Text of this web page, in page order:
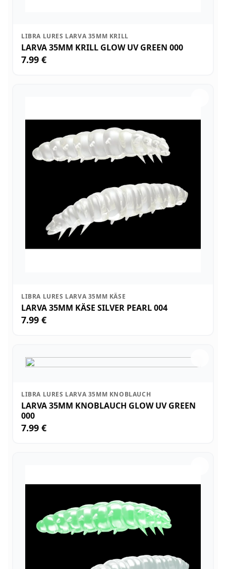
LIBRA LURES LARVA 35MM KRILL
LARVA 35MM KRILL GLOW UV GREEN 000
7.99 €
LIBRA LURES LARVA 35MM KÄSE
LARVA 35MM KÄSE SILVER PEARL 004
7.99 €
LIBRA LURES LARVA 35MM KNOBLAUCH
LARVA 35MM KNOBLAUCH GLOW UV GREEN
000
7.99 €